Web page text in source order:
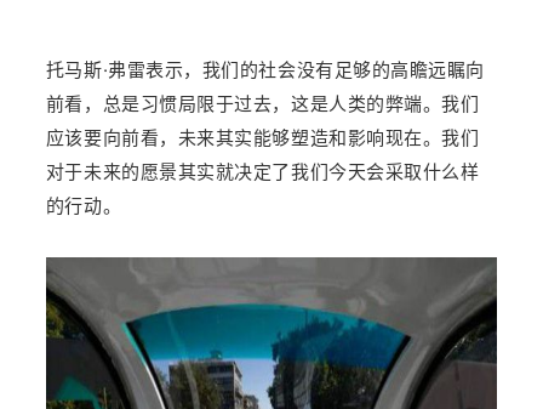
托马斯·弗雷表示，我们的社会没有足够的高瞻远瞩向
前看，总是习惯局限于过去，这是人类的弊端。我们
应该要向前看，未来其实能够塑造和影响现在。我们
对于未来的愿景其实就决定了我们今天会采取什么样
的行动。